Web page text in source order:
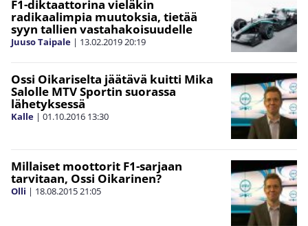
F1-diktaattorina vieläkin
radikaalimpia muutoksia, tietää
syyn tallien vastahakoisuudelle
Juuso Taipale | 13.02.201920:19
Ossi Oikariselta jäätävä kuitti Mika
Salolle MTV Sportin suorassa
lähetyksessä
Kalle | 01.10.2016 13:30
Millaiset moottorit F1-sarjaan
tarvitaan, Ossi Oikarinen?
Olli | 18.08.201521:05